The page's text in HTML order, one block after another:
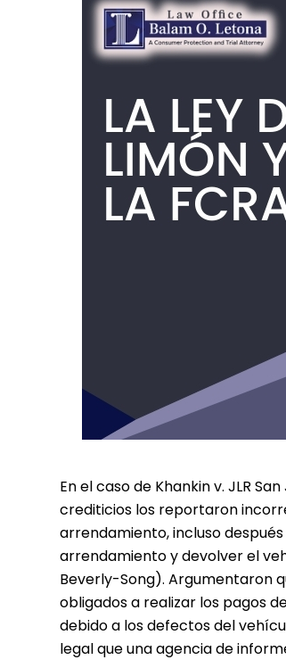
En el caso de Khankin v. JLR
crediticios los reportaron
arrendamiento, incluso
arrendamiento y devolver el
Beverly-Song). Argumentaron
obligados a realizar los pagos
debido a los defectos del
legal que una agencia de